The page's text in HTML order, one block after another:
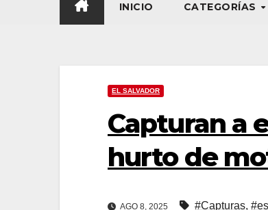
INICIO CATEGORÍAS
EL SALVADOR
Capturan a
hurto de
AGO 8, 2025 #Capturas,